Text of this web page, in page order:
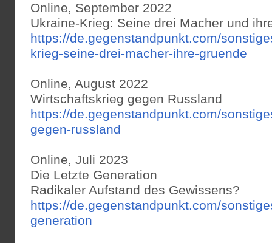
Online, September 2022
Ukraine-Krieg: Seine drei Macher und
https://de.gegenstandpunkt.com/
krieg-seine-drei-macher-ihre-gruende
Online, August 2022
Wirtschaftskrieg gegen Russland
https://de.gegenstandpunkt.com/
gegen-russland
Online, Juli 2023
Die Letzte Generation
Radikaler Aufstand des Gewissens?
https://de.gegenstandpunkt.com/
generation